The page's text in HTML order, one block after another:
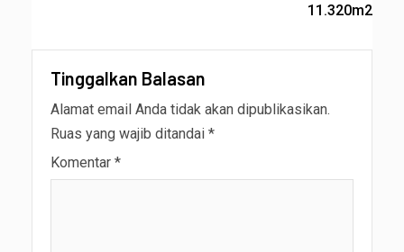
11.320m2
Tinggalkan Balasan
Alamat email Anda tidak akan dipublikasikan.
Ruas yang wajib ditandai *
Komentar *